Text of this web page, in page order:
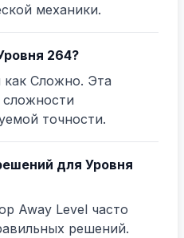
механики.
264?
как Сложно. Эта
точности.
для Уровня
Away Level часто
решений.